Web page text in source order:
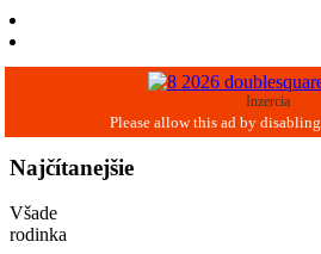
Inzercia
Najčítanejšie
Všade
rodinka